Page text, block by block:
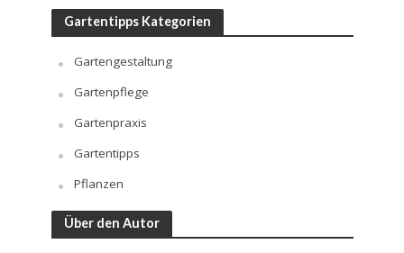
Gartentipps Kategorien
Gartengestaltung
Gartenpflege
Gartenpraxis
Gartentipps
Pflanzen
Über den Autor